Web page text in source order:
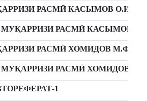
РАСМӢ КАСЫМОВ О.И.
РАСМӢ КАСЫМОВ
РАСМӢ ХОМИДОВ М.Ф.
РАСМӢ ХОМИДОВ
1